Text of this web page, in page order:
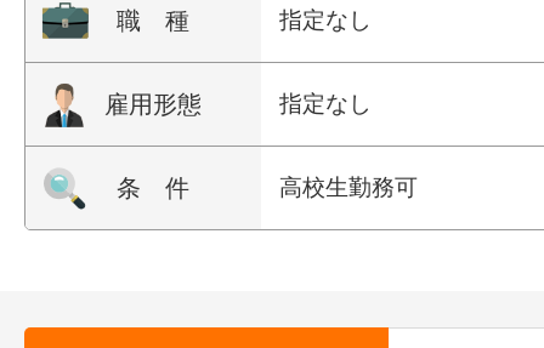
職 種 指定なし
雇用形態 指定なし
条 件 高校生勤務可